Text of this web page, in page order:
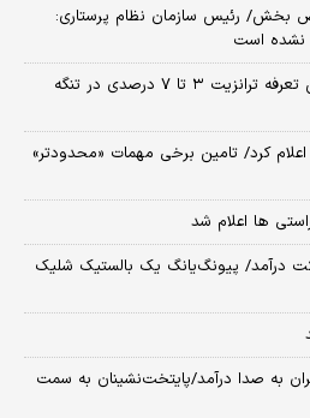
بخش/ رئیس سازمان نظام پرستاری:
نشده است
رویترز: ایران و عمان برای تعیین تعرفه ترانزیت ۳ تا ۷ درصدی در تنگه
اعلام کرد/ تامین برخی مهمات «محدودتر»
ها اعلام شد
درآمد/ پیونگ‌یانگ یک بالستیک شلیک
به صدا درآمد/پایتخت‌نشینان به سمت